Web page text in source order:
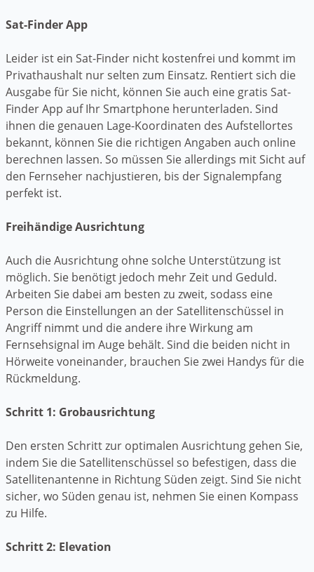
Sat-Finder App
Leider ist ein Sat-Finder nicht kostenfrei und kommt im
Privathaushalt nur selten zum Einsatz. Rentiert sich die
Ausgabe für Sie nicht, können Sie auch eine gratis Sat-
Finder App auf Ihr Smartphone herunterladen. Sind
ihnen die genauen Lage-Koordinaten des Aufstellortes
bekannt, können Sie die richtigen Angaben auch online
berechnen lassen. So müssen Sie allerdings mit Sicht auf
den Fernseher nachjustieren, bis der Signalempfang
perfekt ist.
Freihändige Ausrichtung
Auch die Ausrichtung ohne solche Unterstützung ist
möglich. Sie benötigt jedoch mehr Zeit und Geduld.
Arbeiten Sie dabei am besten zu zweit, sodass eine
Person die Einstellungen an der Satellitenschüssel in
Angriff nimmt und die andere ihre Wirkung am
Fernsehsignal im Auge behält. Sind die beiden nicht in
Hörweite voneinander, brauchen Sie zwei Handys für die
Rückmeldung.
Schritt 1: Grobausrichtung
Den ersten Schritt zur optimalen Ausrichtung gehen Sie,
indem Sie die Satellitenschüssel so befestigen, dass die
Satellitenantenne in Richtung Süden zeigt. Sind Sie nicht
sicher, wo Süden genau ist, nehmen Sie einen Kompass
zu Hilfe.
Schritt 2: Elevation